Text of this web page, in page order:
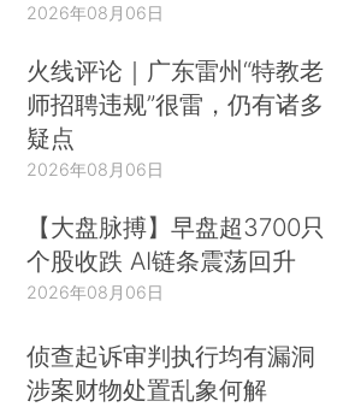
2026年08月06日
火线评论｜广东雷州“特教老
师招聘违规”很雷，仍有诸多
疑点
2026年08月06日
【大盘脉搏】早盘超3700只
个股收跌 AI链条震荡回升
2026年08月06日
侦查起诉审判执行均有漏洞
涉案财物处置乱象何解